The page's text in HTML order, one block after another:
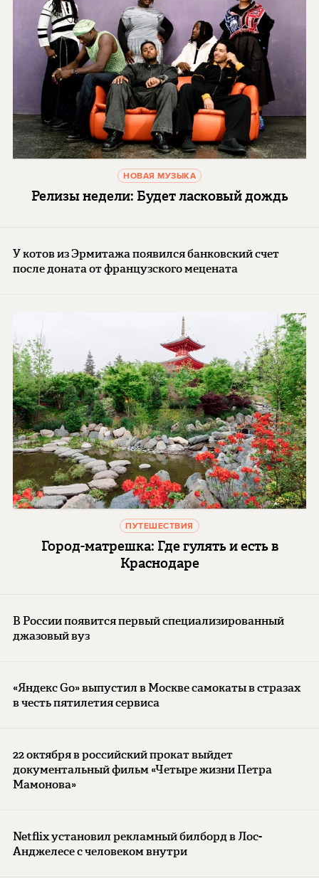
НОВАЯ МУЗЫКА
Релизы недели: Будет ласковый дождь
У котов из Эрмитажа появился банковский счет
после доната от французского мецената
ПУТЕШЕСТВИЯ
Город-матрешка: Где гулять и есть в
Краснодаре
В России появится первый специализированный
джазовый вуз
«Яндекс Go» выпустил в Москве самокаты в стразах
в честь пятилетия сервиса
22 октября в российский прокат выйдет
документальный фильм «Четыре жизни Петра
Мамонова»
Netflix установил рекламный билборд в Лос-
Анджелесе с человеком внутри